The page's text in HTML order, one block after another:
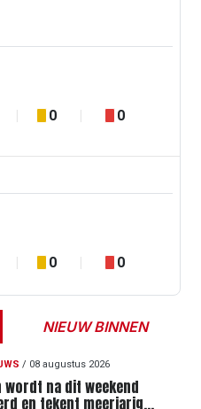
0 0
0 0
NIEUW BINNEN
/ 08 augustus 2026
wordt na dit weekend
en tekent meerjarig